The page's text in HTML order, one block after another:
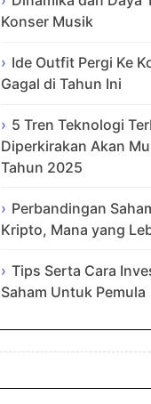
Konser Musik
Ide Outfit Pergi Ke
Gagal di Tahun Ini
5 Tren Teknologi
Diperkirakan Akan
Tahun 2025
Perbandingan
Kripto, Mana yang
Tips Serta Cara
Saham Untuk Pemula